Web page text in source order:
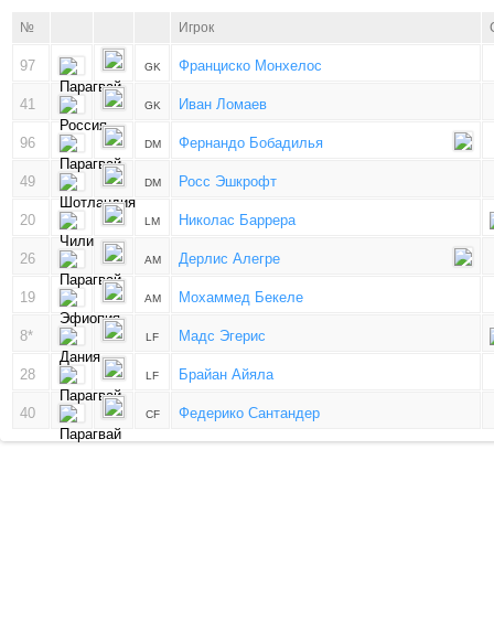
№ Игрок
97 GK Франциско Монхелос
41 GK Иван Ломаев
96 DM Фернандо Бобадилья
49 DM Росс Эшкрофт
20 LM Николас Баррера
26 AM Дерлис Алегре
19 AM Мохаммед Бекеле
8* LF Мадс Эгерис
28 LF Брайан Айяла
40 CF Федерико Сантандер